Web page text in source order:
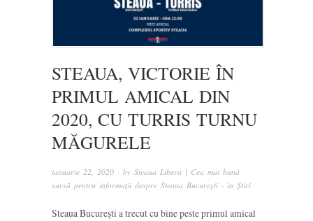
STEAUA, VICTORIE ÎN
PRIMUL AMICAL DIN
2020, CU TURRIS TURNU
MĂGURELE
ianuarie 22, 2020 · by Steaua Libera | Cea mai bună
sursă pentru informații despre Steaua București · in Știri
Steaua București a trecut cu bine peste primul amical